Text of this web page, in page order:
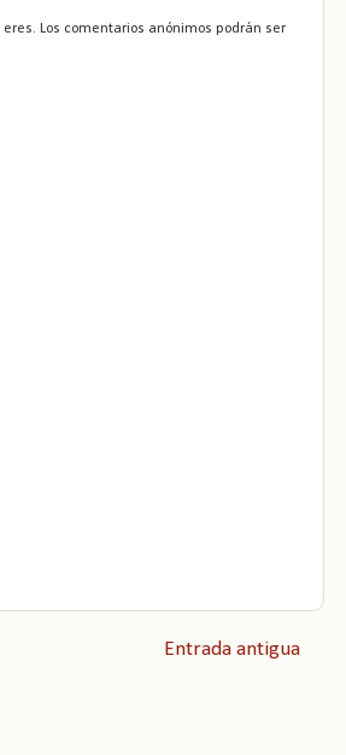
Los comentarios anónimos podrán ser
Entrada antigua